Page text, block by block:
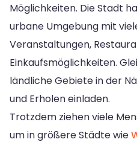
Möglichkeiten. Die Stadt
urbane Umgebung mit
Veranstaltungen,
Einkaufsmöglichkeiten.
ländliche Gebiete in der
und Erholen einladen.
Trotzdem ziehen viele
um in größere Städte wie